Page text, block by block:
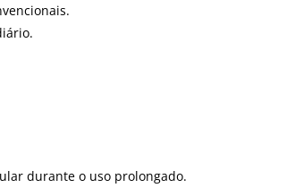
durante o uso prolongado.